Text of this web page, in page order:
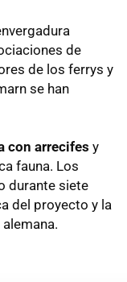
de
de los ferrys y
se han
con arrecifes y
fauna. Los
durante siete
del proyecto y la